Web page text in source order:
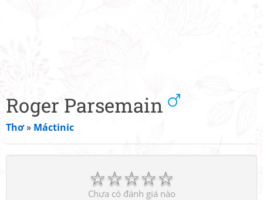
Roger Parsemain
Thơ» Máctinic
☆
☆
☆
☆
☆
Chưa có đánh giá nào